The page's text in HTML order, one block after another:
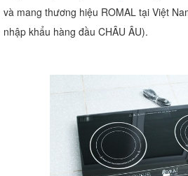
và mang thương hiệu ROMAL tại Việt
nhập khẩu hàng đầu CHÂU ÂU).